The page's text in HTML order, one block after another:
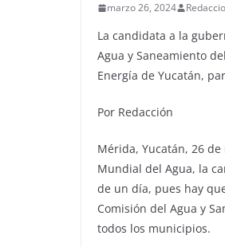
marzo 26, 2024
La candidata a la
Agua y Saneamiento
Energía de Yucatán,
Por Redacción
Mérida, Yucatán, 26
Mundial del Agua, la
de un día, pues hay
Comisión del Agua y
todos los municipios.